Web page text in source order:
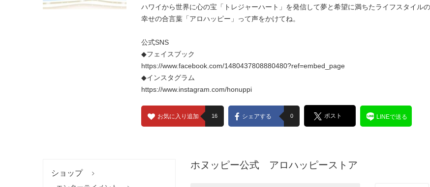
ハワイから世界に心の宝「トレジャーハート」を発信して夢と希望に満ちたライフスタイル
幸せの合言葉「アロハッピー」って声をかけてね。
公式SNS
◆フェイスブック
https://www.facebook.com/1480437808880480?ref=embed_page
◆インスタグラム
https://www.instagram.com/honuppi
お気に入り追加 16 シェアする 0 ポスト LINEで送る
ショップ
ホヌッピー公式 アロハッピーストア